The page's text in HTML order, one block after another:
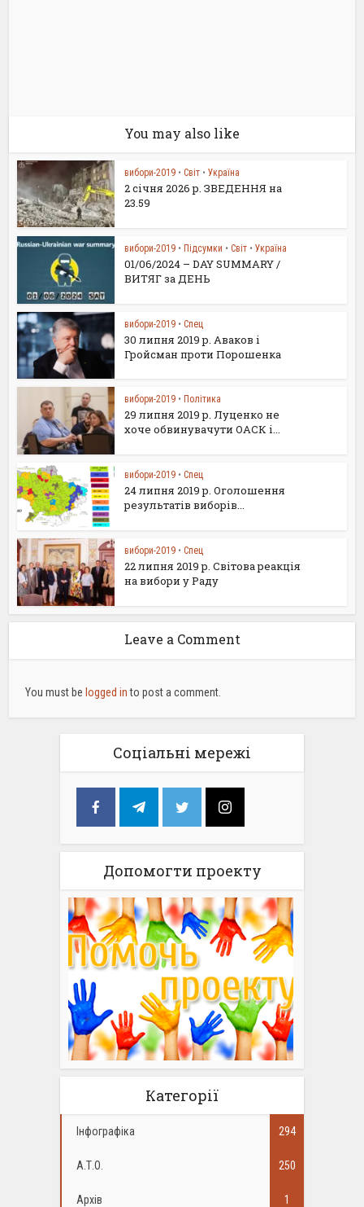
You may also like
вибори-2019 • Світ • Україна
2 січня 2026 р. ЗВЕДЕННЯ на
23.59
вибори-2019 • Підсумки • Світ • Україна
01/06/2024 – DAY SUMMARY /
ВИТЯГ за ДЕНЬ
вибори-2019 • Спец
30 липня 2019 р. Аваков і
Гройсман проти Порошенка
вибори-2019 • Політика
29 липня 2019 р. Луценко не
хоче обвинувачути ОАСК і...
вибори-2019 • Спец
24 липня 2019 р. Оголошення
результатів виборів...
вибори-2019 • Спец
22 липня 2019 р. Світова реакція
на вибори у Раду
Leave a Comment
You must belogged into post a comment.
Соціальні мережі
Допомогти проекту
Категорії
Інфографіка 294
А.Т.О. 250
Архів 1